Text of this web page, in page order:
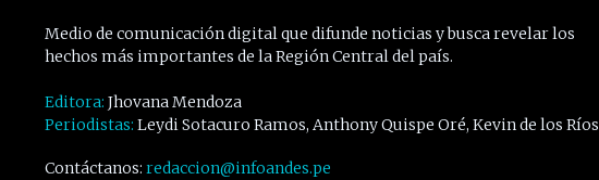
Medio de comunicación digital que difunde noticias y busca revelar los
hechos más importantes de la Región Central del país.
Editora: Jhovana Mendoza
Periodistas: Leydi Sotacuro Ramos, Anthony Quispe Oré, Kevin de los Ríos
Contáctanos: redaccion@infoandes.pe